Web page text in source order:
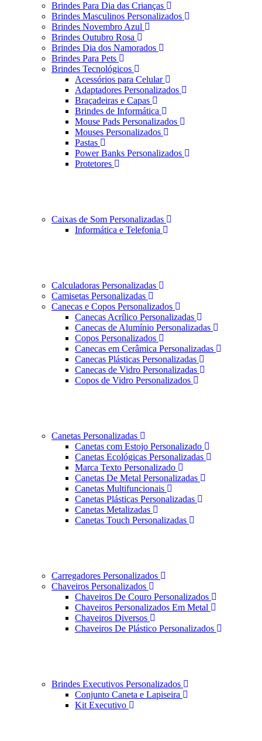
Brindes Para Dia das Crianças
Brindes Masculinos Personalizados
Brindes Novembro Azul
Brindes Outubro Rosa
Brindes Dia dos Namorados
Brindes Para Pets
Brindes Tecnológicos
Acessórios para Celular
Adaptadores Personalizados
Braçadeiras e Capas
Brindes de Informática
Mouse Pads Personalizados
Mouses Personalizados
Pastas
Power Banks Personalizados
Protetores
Caixas de Som Personalizadas
Informática e Telefonia
Calculadoras Personalizadas
Camisetas Personalizadas
Canecas e Copos Personalizados
Canecas Acrílico Personalizadas
Canecas de Alumínio Personalizadas
Copos Personalizados
Canecas em Cerâmica Personalizadas
Canecas Plásticas Personalizadas
Canecas de Vidro Personalizadas
Copos de Vidro Personalizados
Canetas Personalizadas
Canetas com Estojo Personalizado
Canetas Ecológicas Personalizadas
Marca Texto Personalizado
Canetas De Metal Personalizadas
Canetas Multifuncionais
Canetas Plásticas Personalizadas
Canetas Metalizadas
Canetas Touch Personalizadas
Carregadores Personalizados
Chaveiros Personalizados
Chaveiros De Couro Personalizados
Chaveiros Personalizados Em Metal
Chaveiros Diversos
Chaveiros De Plástico Personalizados
Brindes Executivos Personalizados
Conjunto Caneta e Lapiseira
Kit Executivo